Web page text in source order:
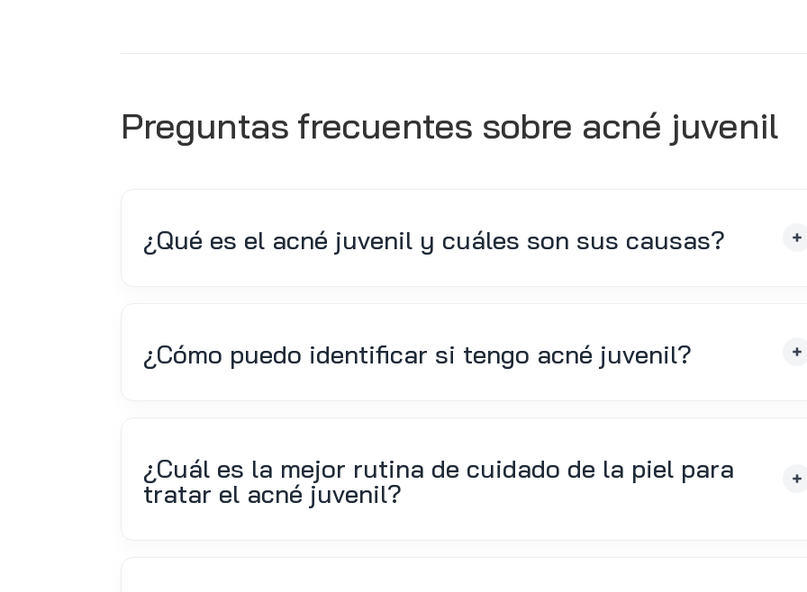
Preguntas frecuentes sobre acné juvenil
¿Qué es el acné juvenil y cuáles son sus causas?
¿Cómo puedo identificar si tengo acné juvenil?
¿Cuál es la mejor rutina de cuidado de la piel para
tratar el acné juvenil?